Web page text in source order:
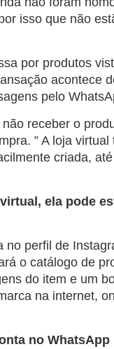
isso que não
por produtos
acontece
pelo
receber o
” A loja
criada,
ela pode
no perfil de
o catálogo de
do item e um
na internet,
no